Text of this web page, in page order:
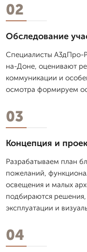
02
Обследование
Специалисты А3дПро-
на-Доне, оценивают
коммуникации и
осмотра формируем
03
Концепция и
Разрабатываем план
пожеланий,
освещения и малых
подбираются
эксплуатации и
04